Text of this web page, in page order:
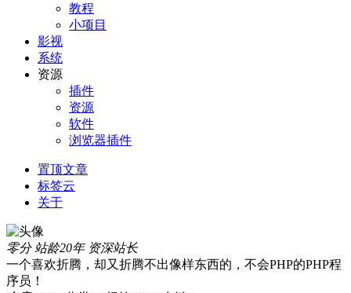
教程
小项目
影视
系统
资源
插件
资源
软件
浏览器插件
置顶文章
标签云
关于
零分 站龄20年 资深站长
一个喜欢折腾，却又折腾不出像样东西的，不会PHP的PHP程
序员！